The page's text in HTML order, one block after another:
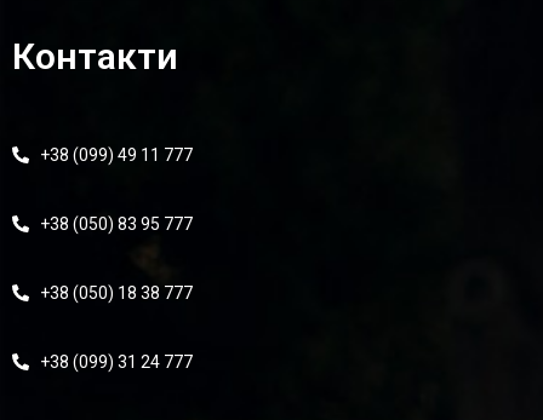
Контакти
+38 (099) 49 11 777
+38 (050) 83 95 777
+38 (050) 18 38 777
+38 (099) 31 24 777